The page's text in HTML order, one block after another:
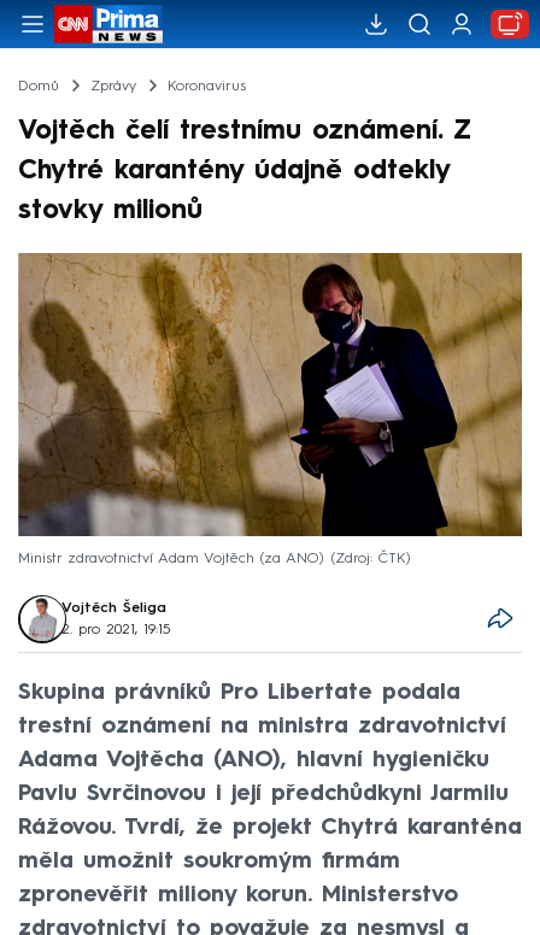
Domů Zprávy Koronavirus
Vojtěch čelí trestnímu oznámení. Z
Chytré karantény údajně odtekly
stovky milionů
Ministr zdravotnictví Adam Vojtěch (za ANO) Zdroj: ČTK
Vojtěch Šeliga
2. pro 2021, 19:15
Skupina právníků Pro Libertate podala
trestní oznámení na ministra zdravotnictví
Adama Vojtěcha (ANO), hlavní hygieničku
Pavlu Svrčinovou i její předchůdkyni Jarmilu
Rážovou. Tvrdí, že projekt Chytrá karanténa
měla umožnit soukromým firmám
zpronevěřit miliony korun. Ministerstvo
zdravotnictví to považuje za nesmysl a